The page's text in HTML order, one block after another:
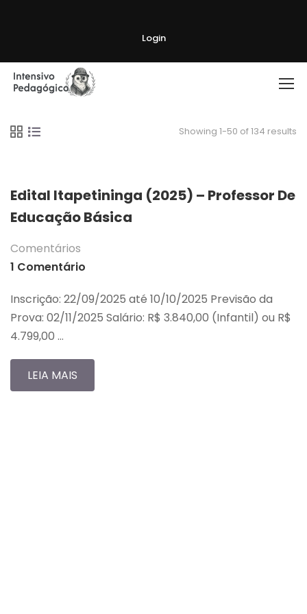
Login
Showing 1-50 of 134 results
Edital Itapetininga (2025) – Professor De
Educação Básica
Comentários
1 Comentário
Inscrição: 22/09/2025 até 10/10/2025 Previsão da
Prova: 02/11/2025 Salário: R$ 3.840,00 (Infantil) ou R$
4.799,00 …
LEIA MAIS